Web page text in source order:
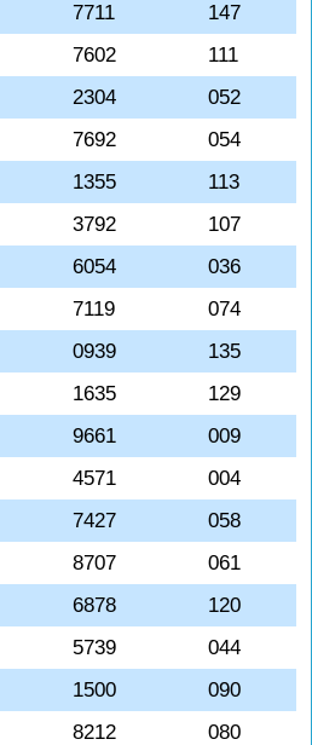
7711
147
7602
111
2304
052
7692
054
1355
113
3792
107
6054
036
7119
074
0939
135
1635
129
9661
009
4571
004
7427
058
8707
061
6878
120
5739
044
1500
090
8212
080